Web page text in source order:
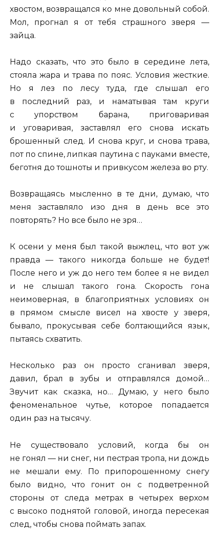
хвостом, возвращался ко мне довольный собой.
Мол, прогнал я от тебя страшного зверя —
зайца.
Надо сказать, что это было в середине лета,
стояла жара и трава по пояс. Условия жесткие.
Но я лез по лесу туда, где слышал его
в последний раз, и наматывая там круги
с упорством барана, приговаривая
и уговаривая, заставлял его снова искать
брошенный след. И снова круг, и снова трава,
пот по спине, липкая паутина с пауками вместе,
беготня до тошноты и привкусом железа во рту.
Возвращаясь мысленно в те дни, думаю, что
меня заставляло изо дня в день все это
повторять? Но все было не зря…
К осени у меня был такой выжлец, что вот уж
правда — такого никогда больше не будет!
После него и уж до него тем более я не видел
и не слышал такого гона. Скорость гона
неимоверная, в благоприятных условиях он
в прямом смысле висел на хвосте у зверя,
бывало, прокусывая себе болтающийся язык,
пытаясь схватить.
Несколько раз он просто сганивал зверя,
давил, брал в зубы и отправлялся домой…
Звучит как сказка, но… Думаю, у него было
феноменальное чутье, которое попадается
один раз на тысячу.
Не существовало условий, когда бы он
не гонял — ни снег, ни пестрая тропа, ни дождь
не мешали ему. По припорошенному снегу
было видно, что гонит он с подветренной
стороны от следа метрах в четырех верхом
с высоко поднятой головой, иногда пересекая
след, чтобы снова поймать запах.